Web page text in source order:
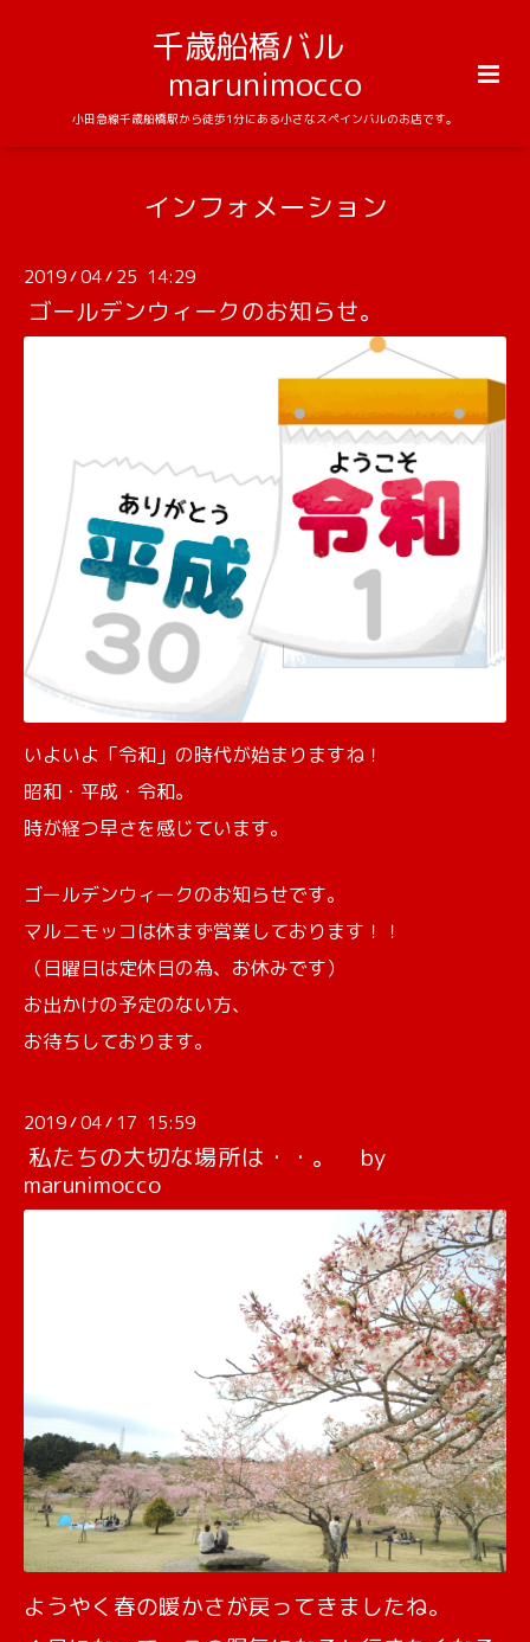
千歳船橋バル
marunimocco
小田急線千歳船橋駅から徒歩1分にある小さなスペインバルのお店です。
インフォメーション
2019/04/ 25 14:29
ゴールデンウィークのお知らせ。
いよいよ「令和」の時代が始まりますね！
昭和・平成・令和。
時が経つ早さを感じています。
ゴールデンウィークのお知らせです。
マルニモッコは休まず営業しております！！
（日曜日は定休日の為、お休みです）
お出かけの予定のない方、
お待ちしております。
2019/04/ 17 15:59
私たちの大切な場所は・・。 by
marunimocco
ようやく春の暖かさが戻ってきましたね。